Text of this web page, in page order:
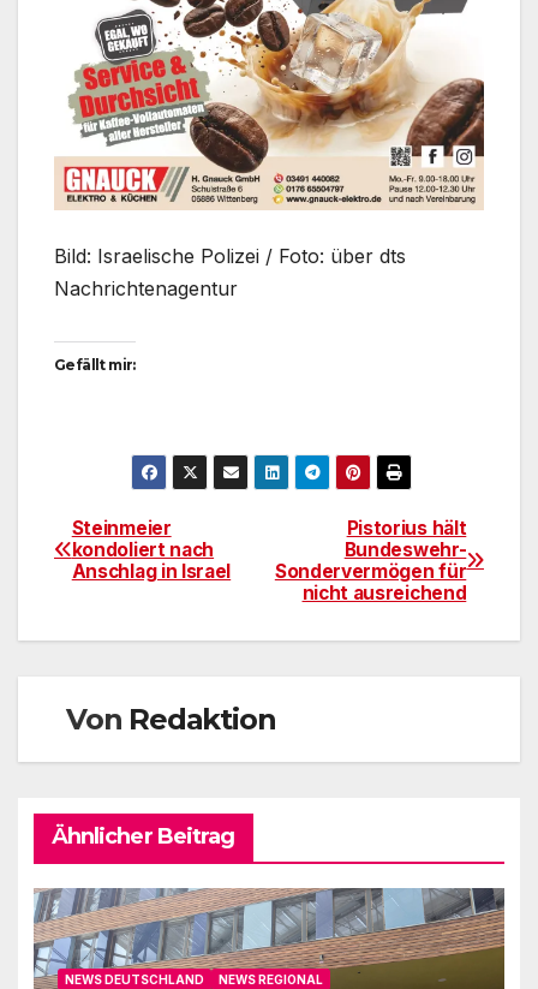
Bild: Israelische Polizei / Foto: über dts
Nachrichtenagentur
Gefällt mir:
BeitragsnavigationPistorius hält
Bundeswehr-
Sondervermögen für
nicht ausreichend
Steinmeier
kondoliert nach
Anschlag in Israel
Von Redaktion
Ähnlicher Beitrag
NEWS DEUTSCHLAND NEWS REGIONAL